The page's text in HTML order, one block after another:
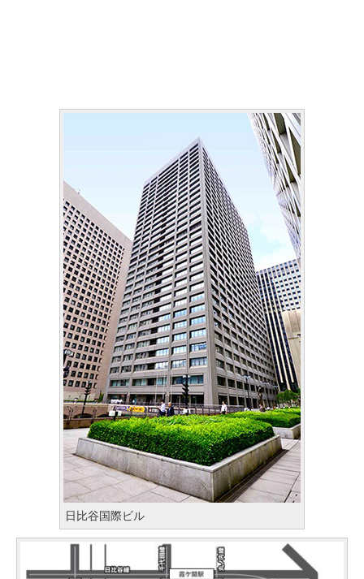
日比谷国際ビル